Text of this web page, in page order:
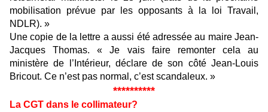
mobilisation prévue par les opposants à la loi Travail,
NDLR). »
Une copie de la lettre a aussi été adressée au maire Jean-
Jacques Thomas. « Je vais faire remonter cela au
ministère de l’Intérieur, déclare de son côté Jean-Louis
Bricout. Ce n’est pas normal, c’est scandaleux. »
**********
La CGT dans le collimateur?